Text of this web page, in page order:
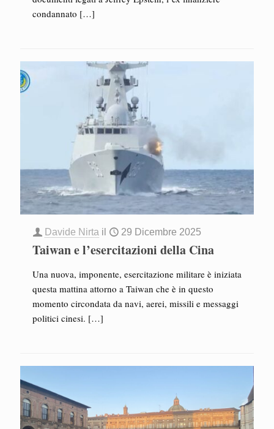
condannato […]
Davide Nirta il 29 Dicembre 2025
Taiwan e l’esercitazioni della Cina
Una nuova, imponente, esercitazione militare è iniziata
questa mattina attorno a Taiwan che è in questo
momento circondata da navi, aerei, missili e messaggi
politici cinesi. […]